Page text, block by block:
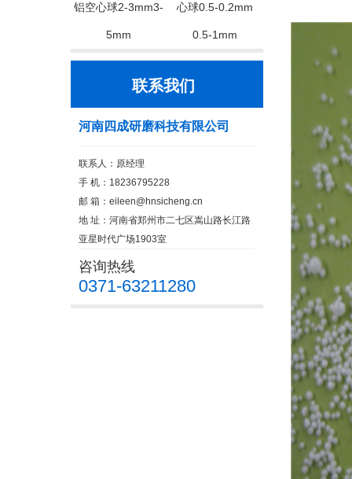
铝空心球2-3mm3-
5mm
心球0.5-0.2mm
0.5-1mm
联系我们
河南四成研磨科技有限公司
联系人：原经理
手 机：18236795228
邮 箱： eileen@hnsicheng.cn
地 址：河南省郑州市二七区嵩山路长江路
亚星时代广场1903室
咨询热线
0371-63211280